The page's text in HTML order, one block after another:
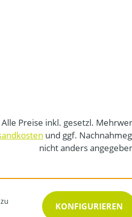
Preise inkl. gesetzl.
und ggf.
nicht anders
KONFIGURIEREN